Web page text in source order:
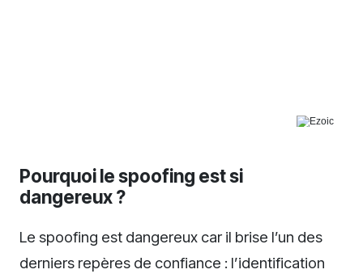
Pourquoi le spoofing est si
dangereux ?
Le spoofing est dangereux car il brise l’un des
derniers repères de confiance : l’identification